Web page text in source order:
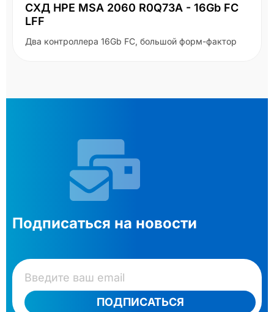
СХД HPE MSA 2060 R0Q73A - 16Gb FC
LFF
Два контроллера 16Gb FC, большой форм-фактор
Подписаться на новости
ПОДПИСАТЬСЯ